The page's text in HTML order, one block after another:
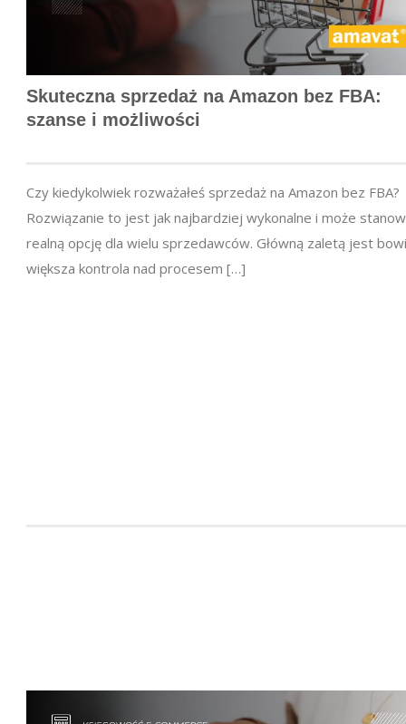
Skuteczna sprzedaż na Amazon bez FBA:
szanse i możliwości
Czy kiedykolwiek rozważałeś sprzedaż na Amazon bez FBA?
Rozwiązanie to jest jak najbardziej wykonalne i może
realną opcję dla wielu sprzedawców. Główną zaletą jest
większa kontrola nad procesem […]